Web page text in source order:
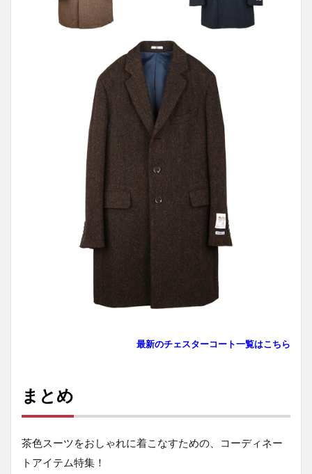
最新のチェスターコート一覧はこちら
まとめ
茶色スーツをおしゃれに着こなすための、コーディネー
トアイテム特集！